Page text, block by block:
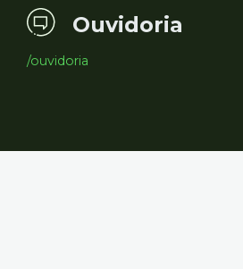
Ouvidoria
/ouvidoria